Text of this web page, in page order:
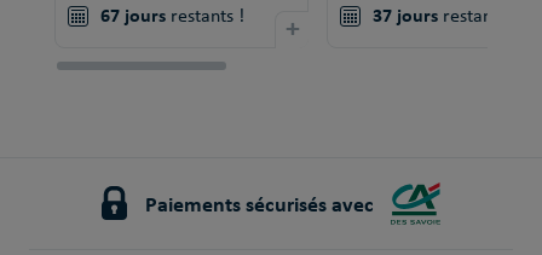
67 jours restants ! + 37 jours restants !
Paiements sécurisés avec